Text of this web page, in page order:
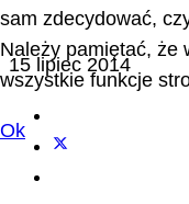
15 lipiec 2014
sam zdecydować,
Należy pamiętać, że
wszystkie funkcje
Ok